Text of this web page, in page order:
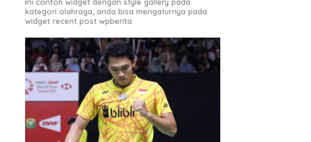
kategori olahraga, anda bisa mengaturnya pada
widget recent post wpberita.